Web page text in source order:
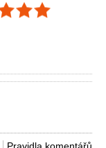
Pravidla komentářů